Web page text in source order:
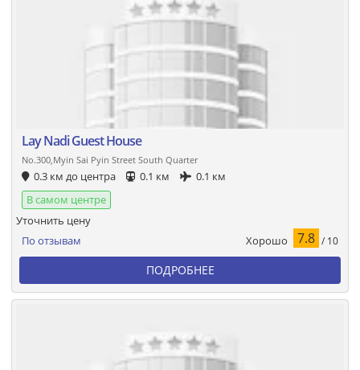
Lay Nadi Guest House
No.300,Myin Sai Pyin Street South Quarter
0.3 км до центра 0.1 км
0.1 км
В самом центре
По отзывам Хорошо 7.8 / 10
Уточнить цену
ПОДРОБНЕЕ